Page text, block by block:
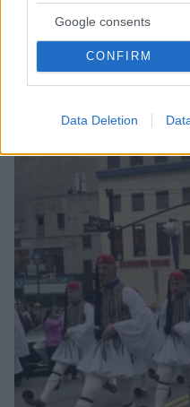
Google consents
CONFIRM
Data Deletion
Σχετικά Άρθρα
Δείτε όλες τις τελευταίες
και τον Κόσμο, τη
Protothema.gr